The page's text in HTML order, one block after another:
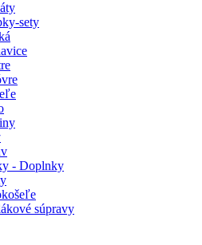
sety
- Doplnky
súpravy